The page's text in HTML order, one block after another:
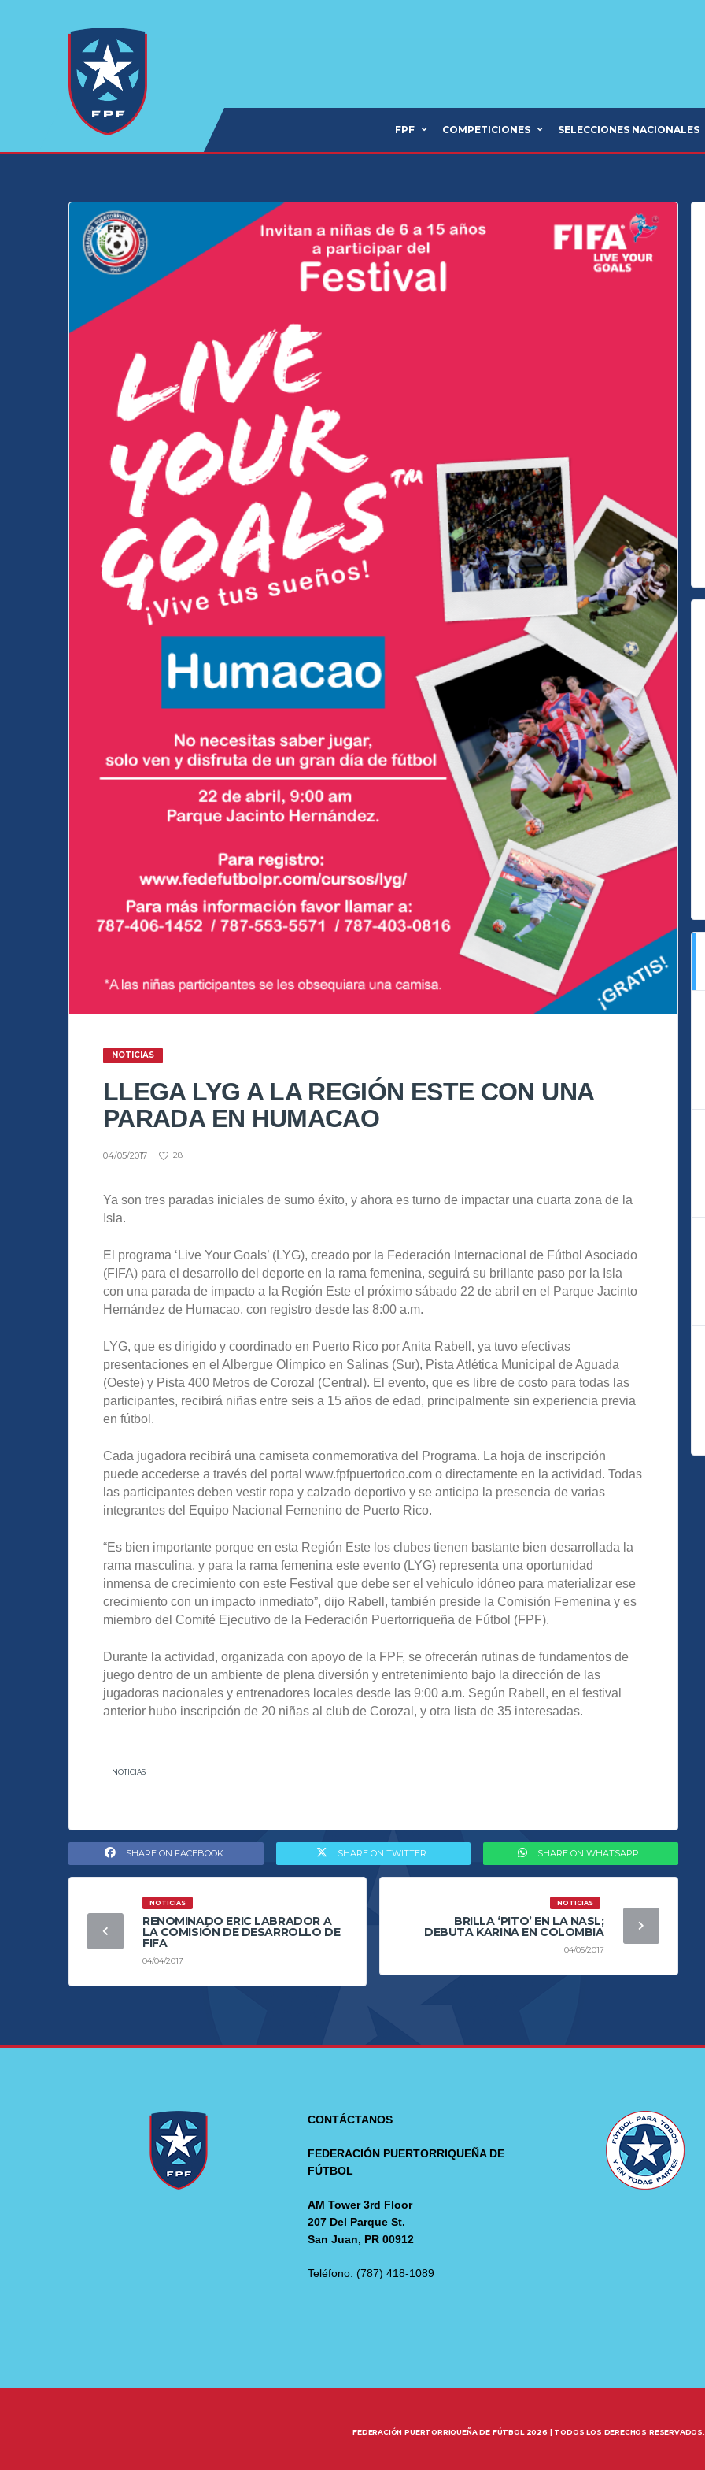
FPF COMPETICIONES SELECCIONES NACIONALES
NOTICIAS
LLEGA LYG A LA REGIÓN ESTE CON UNA
PARADA EN HUMACAO
04/05/2017 28
Ya son tres paradas iniciales de sumo éxito, y ahora es turno de impactar una cuarta zona de la
Isla.
El programa ‘Live Your Goals’ (LYG), creado por la Federación Internacional de Fútbol Asociado
(FIFA) para el desarrollo del deporte en la rama femenina, seguirá su brillante paso por la Isla
con una parada de impacto a la Región Este el próximo sábado 22 de abril en el Parque Jacinto
Hernández de Humacao, con registro desde las 8:00 a.m.
LYG, que es dirigido y coordinado en Puerto Rico por Anita Rabell, ya tuvo efectivas
presentaciones en el Albergue Olímpico en Salinas (Sur), Pista Atlética Municipal de Aguada
(Oeste) y Pista 400 Metros de Corozal (Central). El evento, que es libre de costo para todas las
participantes, recibirá niñas entre seis a 15 años de edad, principalmente sin experiencia previa
en fútbol.
Cada jugadora recibirá una camiseta conmemorativa del Programa. La hoja de inscripción
puede accederse a través del portal www.fpfpuertorico.com o directamente en la actividad. Todas
las participantes deben vestir ropa y calzado deportivo y se anticipa la presencia de varias
integrantes del Equipo Nacional Femenino de Puerto Rico.
“Es bien importante porque en esta Región Este los clubes tienen bastante bien desarrollada la
rama masculina, y para la rama femenina este evento (LYG) representa una oportunidad
inmensa de crecimiento con este Festival que debe ser el vehículo idóneo para materializar ese
crecimiento con un impacto inmediato”, dijo Rabell, también preside la Comisión Femenina y es
miembro del Comité Ejecutivo de la Federación Puertorriqueña de Fútbol (FPF).
Durante la actividad, organizada con apoyo de la FPF, se ofrecerán rutinas de fundamentos de
juego dentro de un ambiente de plena diversión y entretenimiento bajo la dirección de las
jugadoras nacionales y entrenadores locales desde las 9:00 a.m. Según Rabell, en el festival
anterior hubo inscripción de 20 niñas al club de Corozal, y otra lista de 35 interesadas.
NOTICIAS
SHARE ON FACEBOOK SHARE ON TWITTER SHARE ON WHATSAPP
NOTICIAS
RENOMINADO ERIC LABRADOR A
LA COMISIÓN DE DESARROLLO DE
FIFA
04/04/2017
NOTICIAS
BRILLA ‘PITO’ EN LA NASL;
DEBUTA KARINA EN COLOMBIA
04/05/2017
CONTÁCTANOS
FEDERACIÓN PUERTORRIQUEÑA DE
FÚTBOL
AM Tower 3rd Floor
207 Del Parque St.
San Juan, PR 00912
Teléfono: (787) 418-1089
FEDERACIÓN PUERTORRIQUEÑA DE FÚTBOL 2026 | TODOS LOS DERECHOS RESERVADOS.